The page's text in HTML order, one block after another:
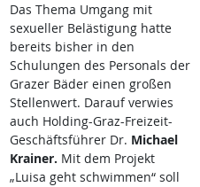
Das Thema Umgang mit
sexueller Belästigung hatte
bereits bisher in den
Schulungen des Personals der
Grazer Bäder einen großen
Stellenwert. Darauf verwies
auch Holding-Graz-Freizeit-
Geschäftsführer Dr. Michael
Krainer. Mit dem Projekt
„Luisa geht schwimmen“ soll